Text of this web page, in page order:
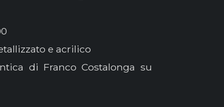
e acrilico
di Franco Costalonga su